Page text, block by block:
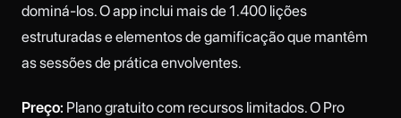
dominá-los. O app inclui mais de 1.400 lições
estruturadas e elementos de gamificação que mantêm
as sessões de prática envolventes.
Preço: Plano gratuito com recursos limitados. O Pro